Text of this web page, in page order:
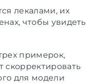
лекалами, их
чтобы увидеть
примерок,
скорректировать
для модели